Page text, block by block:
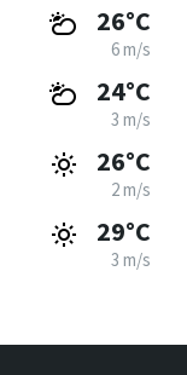
26°C
6 m/s
24°C
3 m/s
26°C
2 m/s
29°C
3 m/s